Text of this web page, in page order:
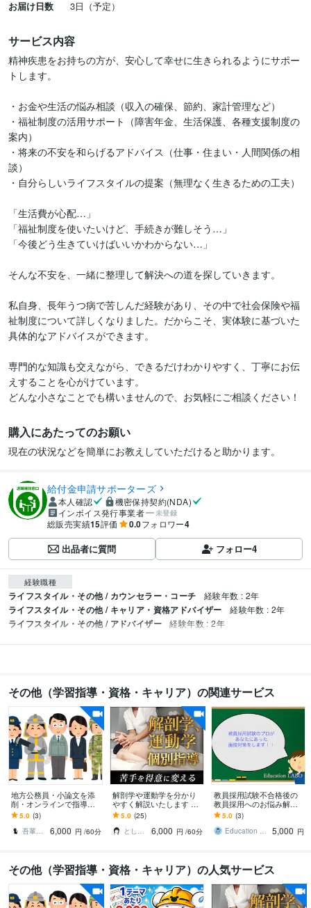
お届け日数 3日（予定）
サービス内容
精神疾患をお持ちの方が、安心して幸せに生きられるようにサポー
トします。
・お金や生活の悩み相談（収入の確保、節約、家計管理など）
・福祉制度の活用サポート（障害年金、生活保護、各種支援制度の
案内）
・将来の不安を和らげるアドバイス（仕事・住まい・人間関係の相
談）
・自分らしいライフスタイルの提案（無理なく生きるための工夫）
「生活費が心配…」
「福祉制度を使いたいけど、手続きが難しそう…」
「今後どう生きていけばいいかわからない…」
そんな不安を、一緒に整理して解決への道を探していきます。
私自身、長年うつ病で苦しんだ経験があり、その中で社会保険や福
祉制度について詳しくなりました。だからこそ、実体験に基づいた
具体的なアドバイスができます。
専門的な知識も交えながら、できるだけわかりやすく、丁寧にお伝
えすることを心がけています。
購入にあたってのお願い
現在の状況などを簡単にお教えしていただけると助かります。
給付金申請サポーターズ
本人確認
機密保持契約(NDA)
インボイス発行事業者
未登録
総販売実績15評価 0.0フォロワー4
出品者に質問 フォロー4
経験職種
ライフスタイル・その他 / カウンセラー・コーチ 経験年数 : 2年
ライフスタイル・その他 / キャリア・資格アドバイザー 経験年数 : 2年
ライフスタイル・その他 / アドバイザー 経験年数 : 2年
その他（学習指導・資格・キャリア）の関連サービス
地方公務員・小論文を添
削・オンラインで指導し
ます 苦手意識を持つ方や
初心者にも、懇切・丁寧
に指導します。
5.0 (3)
吾輩は猫！
6,000 円 /60分
解剖学や運動学を分かり
やすく解説いたします 運
動器認定理学療法士が図
解を用いて説明いたしま
す。
5.0 (25)
とし＠PT×Photographer
6,000 円 /60分
教員採用試験不合格後の
教員採用へのお悩み解決
します 年度内に次年度の
採用を勝ち得ましょ
う！！！
5.0 (3)
Education LABO
5,000 円
その他（学習指導・資格・キャリア）の人気サービス